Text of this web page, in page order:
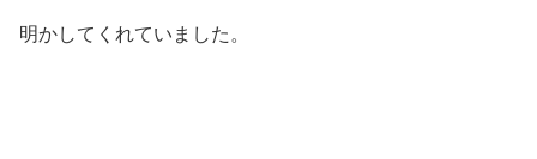
明かしてくれていました。